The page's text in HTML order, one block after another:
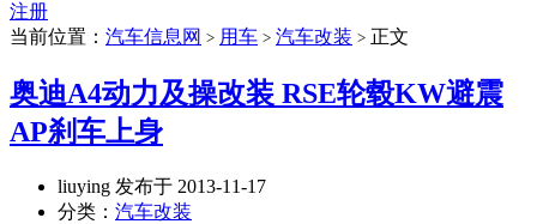
注册
当前位置： 汽车信息网 > 用车 > 汽车改装 > 正文
奥迪A4动力及操改装 RSE轮毂KW避震
AP刹车上身
liuying 发布于 2013-11-17
分类： 汽车改装